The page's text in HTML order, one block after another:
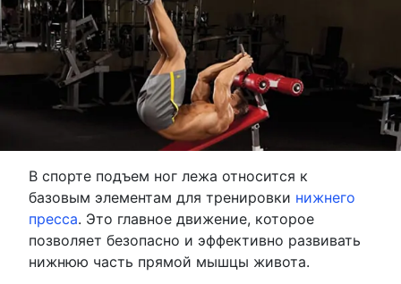
В спорте подъем ног лежа относится к
базовым элементам для тренировки нижнего
пресса. Это главное движение, которое
позволяет безопасно и эффективно развивать
нижнюю часть прямой мышцы живота.